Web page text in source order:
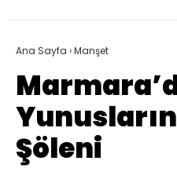
Ana Sayfa ›Manşet
Şöleni